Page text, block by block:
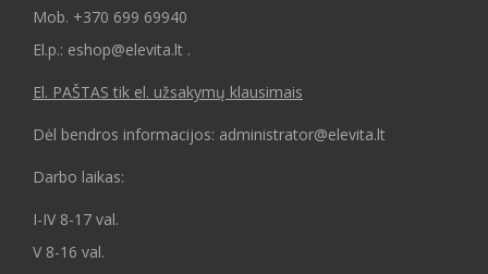
Mob. +370 699 69940
El.p.: eshop@elevita.lt .
El. PAŠTAS tik el. užsakymų klausimais
Dėl bendros informacijos: administrator@elevita.lt
Darbo laikas:
I-IV 8-17 val.
V 8-16 val.